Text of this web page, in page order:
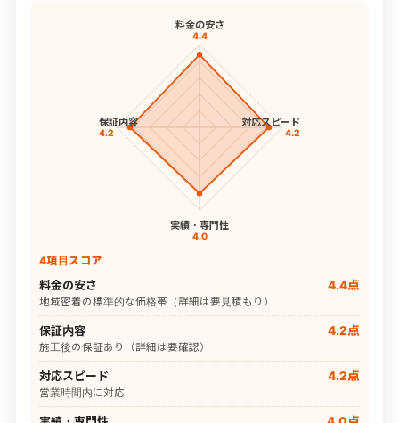
料金の安さ
4.4
対応スピード
4.2
実績・専門性
4.0
保証内容
4.2
4項目スコア
料金の安さ 4.4点
地域密着の標準的な価格帯（詳細は要見積もり）
保証内容 4.2点
施工後の保証あり（詳細は要確認）
対応スピード 4.2点
営業時間内に対応